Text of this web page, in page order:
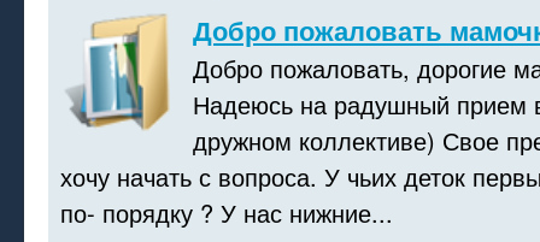
Добро пожаловать
Добро пожаловать, дорогие
Надеюсь на радушный прием
дружном коллективе) Свое
хочу начать с вопроса. У чьих деток
по- порядку ? У нас нижние...